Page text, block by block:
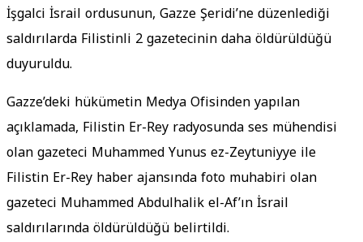
İşgalci İsrail ordusunun, Gazze Şeridi’ne düzenlediği
saldırılarda Filistinli 2 gazetecinin daha öldürüldüğü
duyuruldu.
Gazze’deki hükümetin Medya Ofisinden yapılan
açıklamada, Filistin Er-Rey radyosunda ses mühendisi
olan gazeteci Muhammed Yunus ez-Zeytuniyye ile
Filistin Er-Rey haber ajansında foto muhabiri olan
gazeteci Muhammed Abdulhalik el-Af’ın İsrail
saldırılarında öldürüldüğü belirtildi.